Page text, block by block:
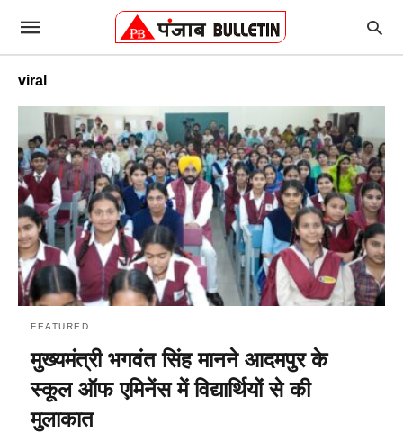
viral
FEATURED
मुख्यमंत्री भगवंत सिंह मानने आदमपुर के
स्कूल ऑफ एमिनेंस में विद्यार्थियों से की
मुलाकात